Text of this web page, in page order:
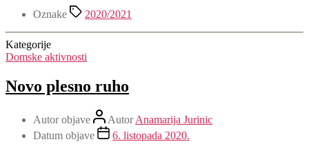
Oznake 2020/2021
Kategorije
Domske aktivnosti
Novo plesno ruho
Autor objave AutorAnamarija Jurinic
Datum objave
6. listopada 2020.